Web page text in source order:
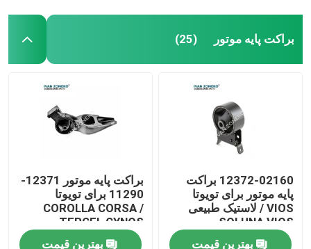
براکت پایه موتور (25)
12372-02160 براکت
پایه موتور برای تویوتا
VIOS / لاستیک طبیعی
SOLUNA VIOS
بهترین قیمت
براکت پایه موتور 12371-
11290 برای تویوتا
COROLLA CORSA /
TERCEL CYNOS
بهترین قیمت